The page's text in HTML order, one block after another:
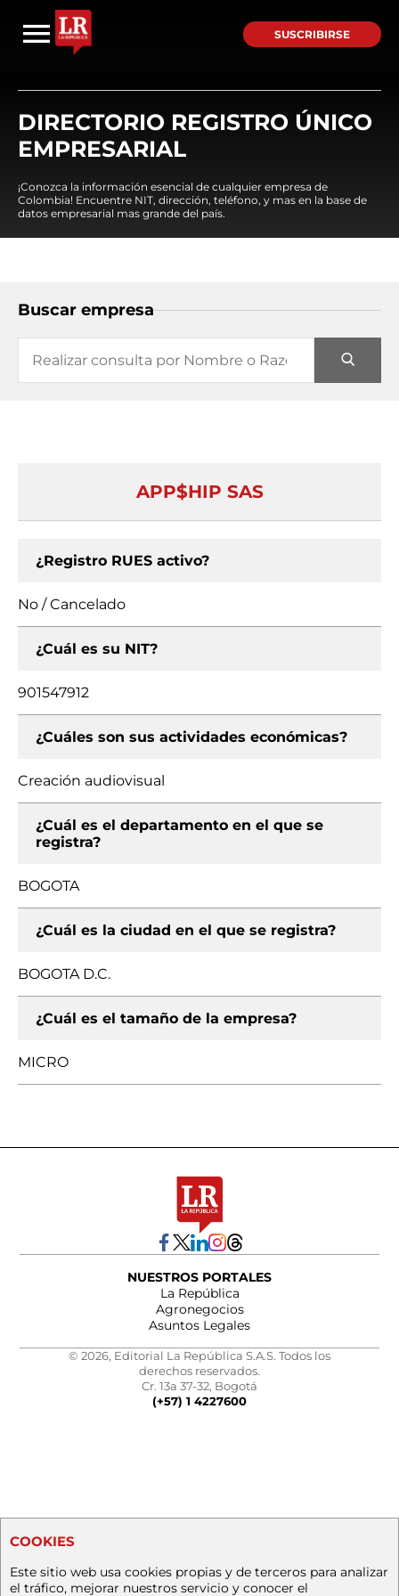
SUSCRIBIRSE
DIRECTORIO REGISTRO ÚNICO
EMPRESARIAL
¡Conozca la información esencial de cualquier empresa de
Colombia! Encuentre NIT, dirección, teléfono, y mas en la base de
datos empresarial mas grande del país.
Buscar empresa
APP$HIP SAS
¿Registro RUES activo?
No / Cancelado
¿Cuál es su NIT?
901547912
¿Cuáles son sus actividades económicas?
Creación audiovisual
¿Cuál es el departamento en el que se
registra?
BOGOTA
¿Cuál es la ciudad en el que se registra?
BOGOTA D.C.
¿Cuál es el tamaño de la empresa?
MICRO
NUESTROS PORTALES
La República
Agronegocios
Asuntos Legales
© 2026, Editorial La República S.A.S. Todos los
derechos reservados.
Cr. 13a 37-32, Bogotá
(+57) 1 4227600
COOKIES
Este sitio web usa cookies propias y de terceros para analizar
el tráfico, mejorar nuestros servicio y conocer el